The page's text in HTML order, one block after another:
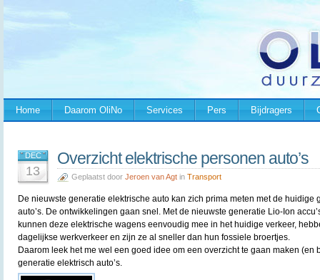
Home Daarom OliNo Services Pers Bijdragers
DEC
13
Overzicht elektrische personen auto’s
Geplaatst door Jeroen van Agt in Transport
De nieuwste generatie elektrische auto kan zich prima meten met de huidige
auto’s. De ontwikkelingen gaan snel. Met de nieuwste generatie Lio-Ion
kunnen deze elektrische wagens eenvoudig mee in het huidige verkeer,
dagelijkse werkverkeer en zijn ze al sneller dan hun fossiele broertjes.
Daarom leek het me wel een goed idee om een overzicht te gaan maken (en
generatie elektrisch auto’s.